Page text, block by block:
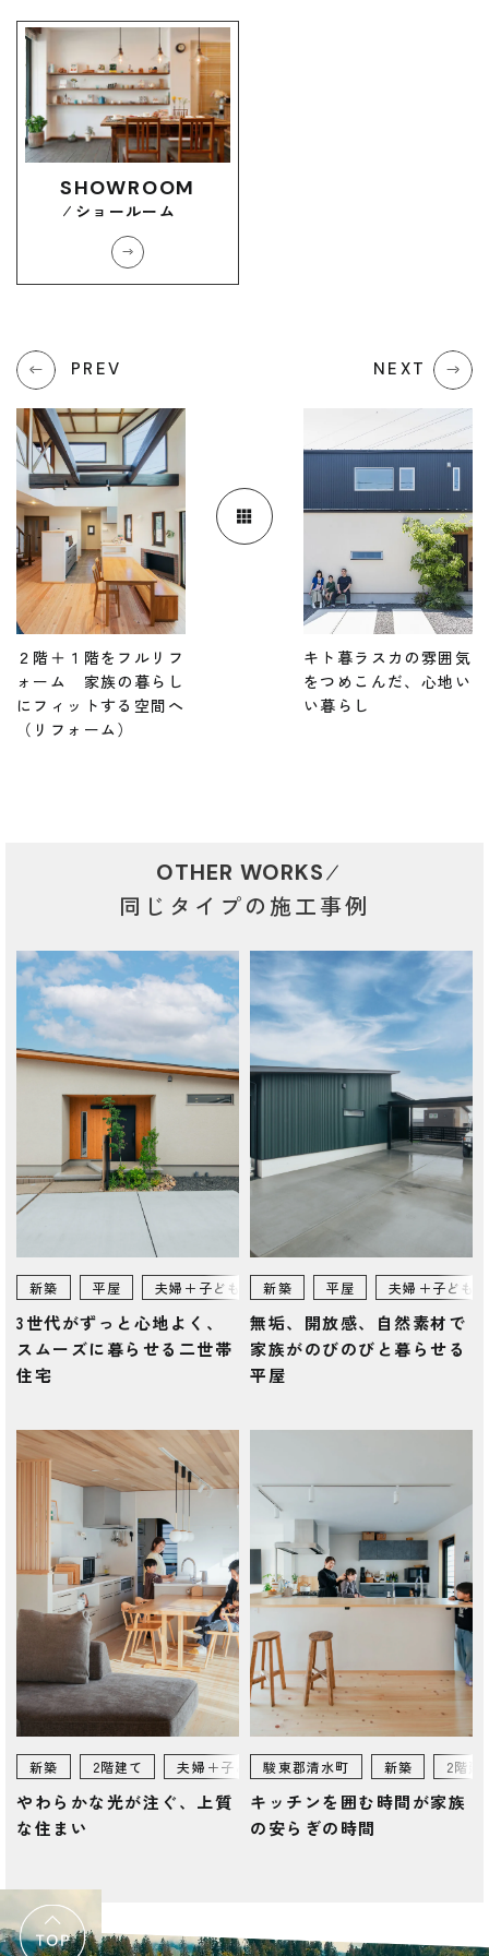
SHOWROOM
ショールーム
PREV
２階＋１階をフルリフ
ォーム 家族の暮らし
にフィットする空間へ
（リフォーム）
NEXT
キト暮ラスカの雰囲気
をつめこんだ、心地い
い暮らし
OTHER WORKS
同じタイプの施工事例
新築 平屋 夫婦＋子ども 150㎡~ 富士市
3世代がずっと心地よく、
スムーズに暮らせる二世帯
住宅
新築 平屋 夫婦＋子ども
無垢、開放感、自然素材で
家族がのびのびと暮らせる
平屋
新築 2階建て 夫婦＋子ども
やわらかな光が注ぐ、上質
な住まい
駿東郡清水町 新築 2階建
キッチンを囲む時間が家族
の安らぎの時間